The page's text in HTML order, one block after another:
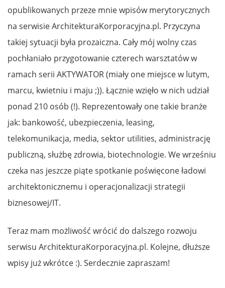
opublikowanych przeze mnie wpisów merytorycznych
na serwisie ArchitekturaKorporacyjna.pl. Przyczyna
takiej sytuacji była prozaiczna. Cały mój wolny czas
pochłaniało przygotowanie czterech warsztatów w
ramach serii AKTYWATOR (miały one miejsce w lutym,
marcu, kwietniu i maju ;)). Łącznie wzięło w nich udział
ponad 210 osób (!). Reprezentowały one takie branże
jak: bankowość, ubezpieczenia, leasing,
telekomunikacja, media, sektor utilities, administrację
publiczną, służbę zdrowia, biotechnologie. We wrześniu
czeka nas jeszcze piąte spotkanie poświęcone ładowi
architektonicznemu i operacjonalizacji strategii
biznesowej/IT.
Teraz mam możliwość wrócić do dalszego rozwoju
serwisu ArchitekturaKorporacyjna.pl. Kolejne, dłuższe
wpisy już wkrótce :). Serdecznie zapraszam!